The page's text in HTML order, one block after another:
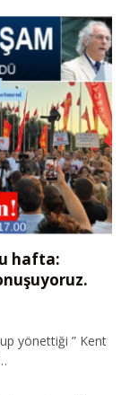
hafta:
yönettiği ” Kent